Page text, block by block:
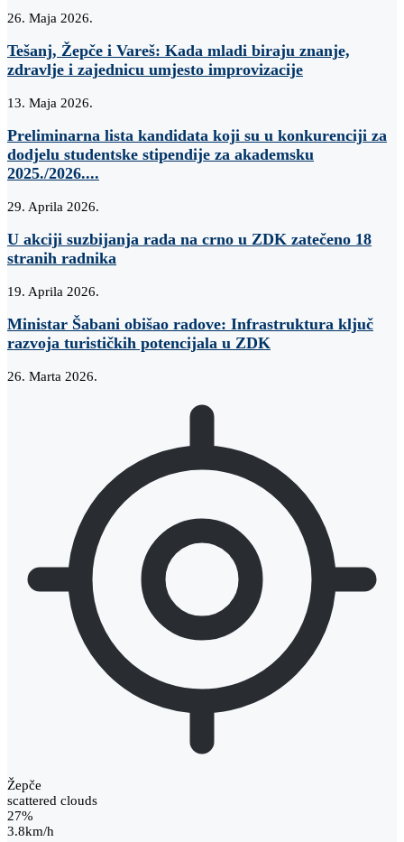
26. Maja 2026.
Tešanj, Žepče i Vareš: Kada mladi biraju znanje,
zdravlje i zajednicu umjesto improvizacije
13. Maja 2026.
Preliminarna lista kandidata koji su u konkurenciji za
dodjelu studentske stipendije za akademsku
2025./2026....
29. Aprila 2026.
U akciji suzbijanja rada na crno u ZDK zatečeno 18
stranih radnika
19. Aprila 2026.
Ministar Šabani obišao radove: Infrastruktura ključ
razvoja turističkih potencijala u ZDK
26. Marta 2026.
Žepče
scattered clouds
27%
3.8km/h